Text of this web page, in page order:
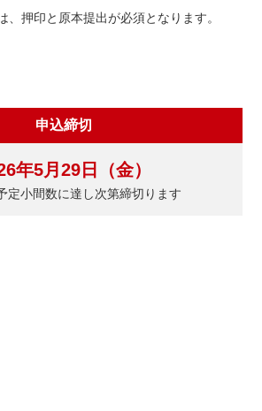
、押印と原本提出が必須となります。
申込締切
年5月29日（金）
定小間数に達し次第締切ります